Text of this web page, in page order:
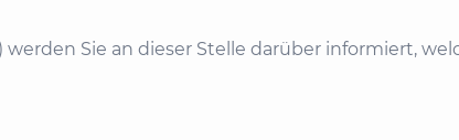
Sie an dieser Stelle darüber informiert,